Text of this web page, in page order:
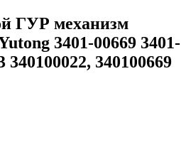
ГУР механизм
3401-00669 3401-
340100022, 340100669